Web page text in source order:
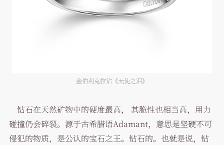
金伯利克拉钻《天使之泪》
钻石在天然矿物中的硬度最高， 其脆性也相当高，用力
碰撞仍会碎裂。源于古希腊语Adamant，意思是坚硬不可
侵犯的物质，是公认的宝石之王。钻石的。也就是说，钻